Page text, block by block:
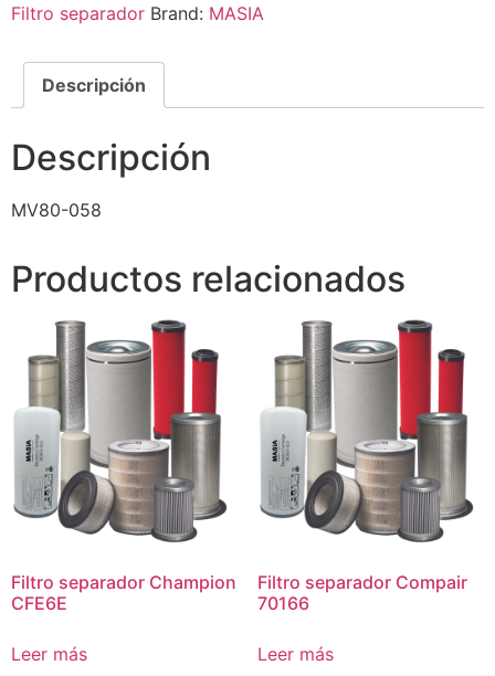
Filtro separador Brand: MASIA
Descripción
Descripción
MV80-058
Productos relacionados
Filtro separador Champion
CFE6E
Leer más
Filtro separador Compair
70166
Leer más